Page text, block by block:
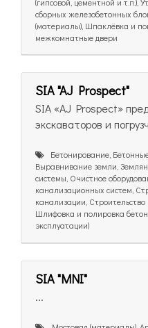
сборных железобетонных
(материалы), Шпаклёвка и
межкомнатные двери
SIA "AJ Prospect"
SIA «AJ Prospect»
экскаваторов и
Бетонирование,
Выравнивание земли,
системы, Очистное
канализационных систем,
канализации,
Шлифовка и полировка
эксплуатации)
SIA "MNI"
...